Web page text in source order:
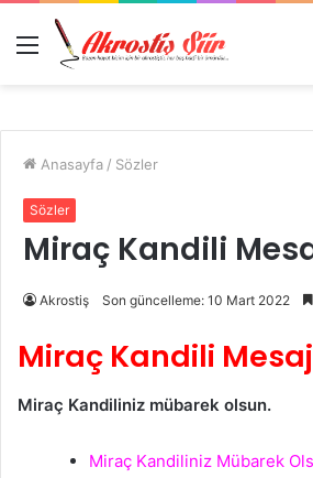
Menü
Anasayfa / Sözler
Sözler
Miraç Kandili
Akrostiş Son güncelleme: 10 Mart 2022
Miraç Kandili
Miraç Kandiliniz mübarek olsun.
Miraç Kandiliniz Mübarek